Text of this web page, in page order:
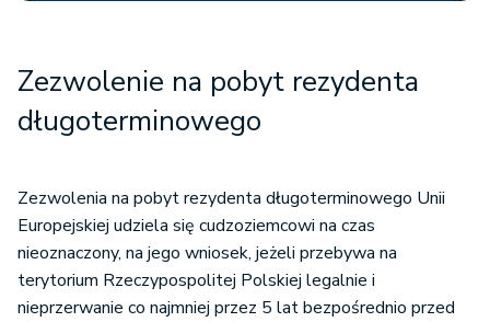
Zezwolenie na pobyt rezydenta
długoterminowego
Zezwolenia na pobyt rezydenta długoterminowego Unii
Europejskiej udziela się cudzoziemcowi na czas
nieoznaczony, na jego wniosek, jeżeli przebywa na
terytorium Rzeczypospolitej Polskiej legalnie i
nieprzerwanie co najmniej przez 5 lat bezpośrednio przed